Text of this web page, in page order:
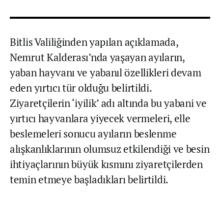
Bitlis Valiliğinden yapılan açıklamada,
Nemrut Kalderası’nda yaşayan ayıların,
yaban hayvanı ve yabanıl özellikleri devam
eden yırtıcı tür olduğu belirtildi.
Ziyaretçilerin ‘iyilik’ adı altında bu yabani ve
yırtıcı hayvanlara yiyecek vermeleri, elle
beslemeleri sonucu ayıların beslenme
alışkanlıklarının olumsuz etkilendiği ve besin
ihtiyaçlarının büyük kısmını ziyaretçilerden
temin etmeye başladıkları belirtildi.